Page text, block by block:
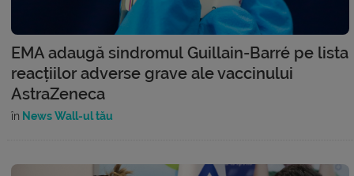
EMA adaugă sindromul Guillain-Barré pe lista
reacțiilor adverse grave ale vaccinului
AstraZeneca
în News Wall-ul tău